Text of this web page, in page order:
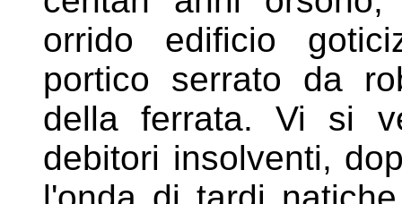
orrido edificio
portico serrato da
della ferrata. Vi si
debitori insolventi,